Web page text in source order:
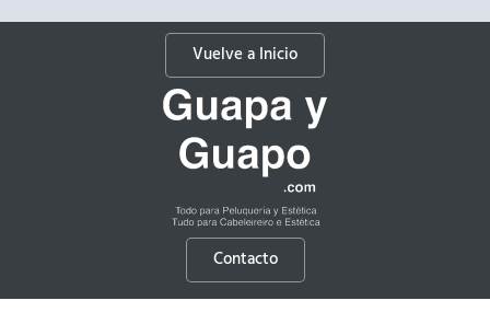
Vuelve a Inicio
Contacto